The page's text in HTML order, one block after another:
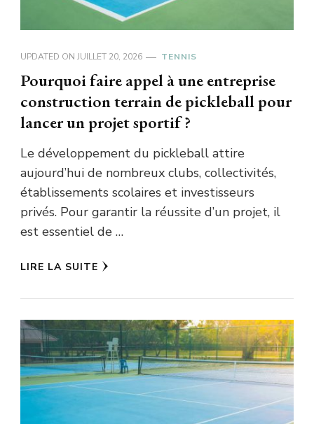
UPDATED ON JUILLET 20, 2026 TENNIS
Pourquoi faire appel à une entreprise
construction terrain de pickleball pour
lancer un projet sportif ?
Le développement du pickleball attire
aujourd’hui de nombreux clubs, collectivités,
établissements scolaires et investisseurs
privés. Pour garantir la réussite d’un projet, il
est essentiel de …
LIRE LA SUITE